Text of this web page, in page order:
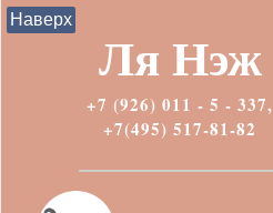
Ля Нэж
+7 (926) 011 - 5 - 337,
+7(495) 517-81-82
Наверх